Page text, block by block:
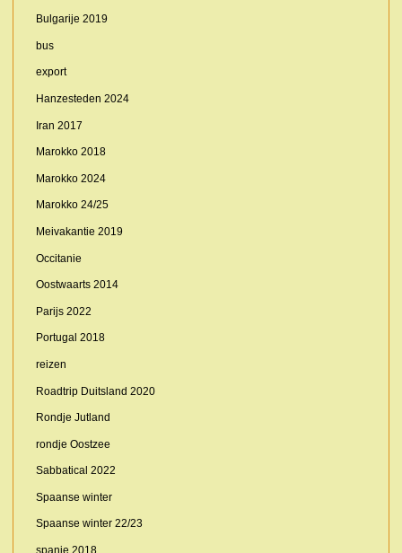
Bulgarije 2019
bus
export
Hanzesteden 2024
Iran 2017
Marokko 2018
Marokko 2024
Marokko 24/25
Meivakantie 2019
Occitanie
Oostwaarts 2014
Parijs 2022
Portugal 2018
reizen
Roadtrip Duitsland 2020
Rondje Jutland
rondje Oostzee
Sabbatical 2022
Spaanse winter
Spaanse winter 22/23
spanje 2018